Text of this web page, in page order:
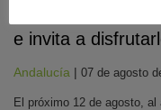
e invita a
Andalucía | 07 de agosto
El próximo 12 de agosto,